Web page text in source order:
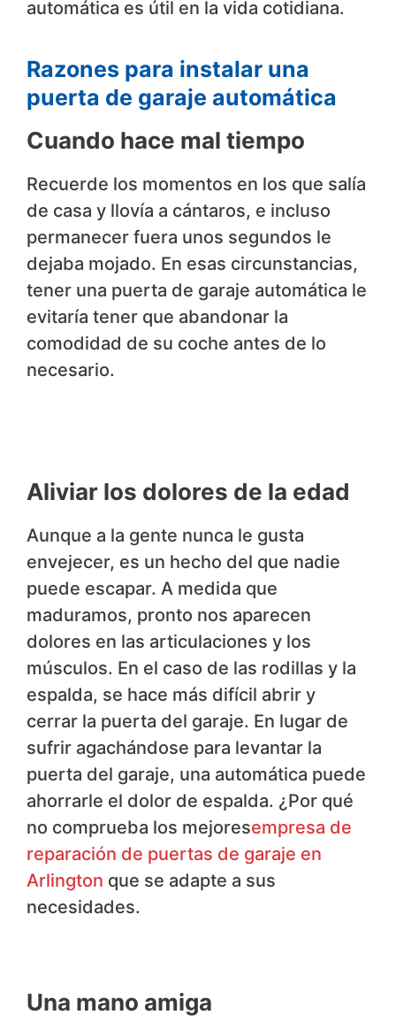
automática es útil en la vida cotidiana.
Razones para instalar una
puerta de garaje automática
Cuando hace mal tiempo
Recuerde los momentos en los que salía
de casa y llovía a cántaros, e incluso
permanecer fuera unos segundos le
dejaba mojado. En esas circunstancias,
tener una puerta de garaje automática le
evitaría tener que abandonar la
comodidad de su coche antes de lo
necesario.
Aliviar los dolores de la edad
Aunque a la gente nunca le gusta
envejecer, es un hecho del que nadie
puede escapar. A medida que
maduramos, pronto nos aparecen
dolores en las articulaciones y los
músculos. En el caso de las rodillas y la
espalda, se hace más difícil abrir y
cerrar la puerta del garaje. En lugar de
sufrir agachándose para levantar la
puerta del garaje, una automática puede
ahorrarle el dolor de espalda. ¿Por qué
no comprueba los mejoresempresa de
reparación de puertas de garaje en
Arlington que se adapte a sus
necesidades.
Una mano amiga